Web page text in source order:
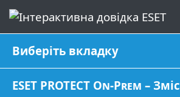
Виберіть вкладку
ESET PROTECT On-Prem –